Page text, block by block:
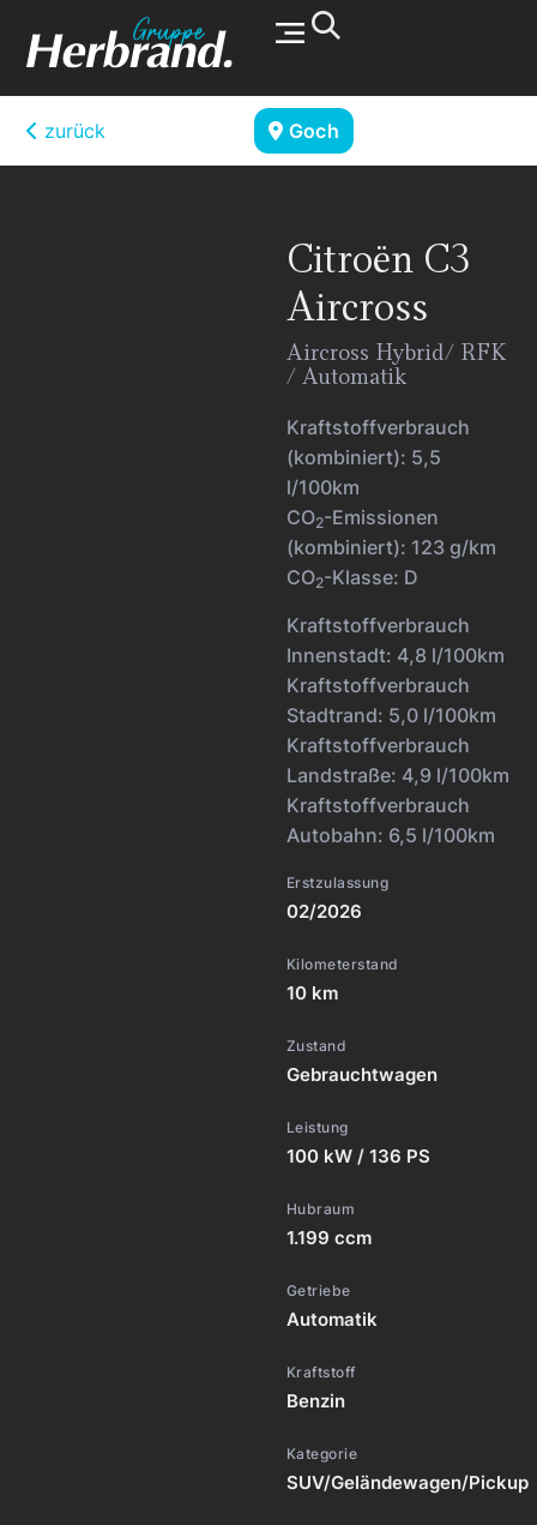
zurück Goch
Citroën C3
Aircross
Aircross Hybrid/ RFK
/ Automatik
Kraftstoffverbrauch
(kombiniert): 5,5
l/100km
CO2-Emissionen
(kombiniert): 123 g/km
CO2-Klasse: D
Kraftstoffverbrauch
Innenstadt: 4,8 l/100km
Kraftstoffverbrauch
Stadtrand: 5,0 l/100km
Kraftstoffverbrauch
Landstraße: 4,9 l/100km
Kraftstoffverbrauch
Autobahn: 6,5 l/100km
Erstzulassung
02/2026
Kilometerstand
10 km
Zustand
Gebrauchtwagen
Leistung
100 kW / 136 PS
Hubraum
1.199 ccm
Getriebe
Automatik
Kraftstoff
Benzin
Kategorie
SUV/Geländewagen/Pickup